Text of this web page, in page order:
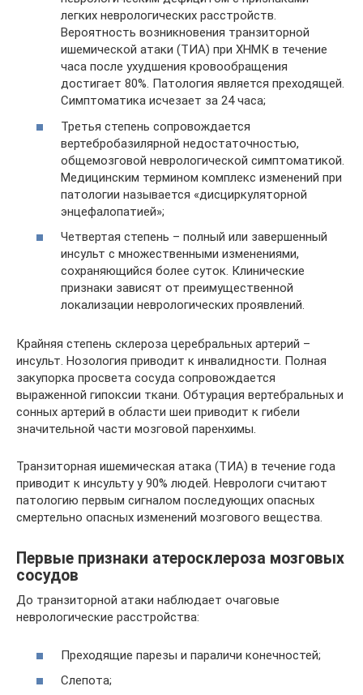
легких неврологических расстройств.
Вероятность возникновения транзиторной
ишемической атаки (ТИА) при ХНМК в течение
часа после ухудшения кровообращения
достигает 80%. Патология является преходящей.
Симптоматика исчезает за 24 часа;
Третья степень сопровождается
вертебробазилярной недостаточностью,
общемозговой неврологической симптоматикой.
Медицинским термином комплекс изменений при
патологии называется «дисциркуляторной
энцефалопатией»;
Четвертая степень – полный или завершенный
инсульт с множественными изменениями,
сохраняющийся более суток. Клинические
признаки зависят от преимущественной
локализации неврологических проявлений.
Крайняя степень склероза церебральных артерий –
инсульт. Нозология приводит к инвалидности. Полная
закупорка просвета сосуда сопровождается
выраженной гипоксии ткани. Обтурация вертебральных и
сонных артерий в области шеи приводит к гибели
значительной части мозговой паренхимы.
Транзиторная ишемическая атака (ТИА) в течение года
приводит к инсульту у 90% людей. Неврологи считают
патологию первым сигналом последующих опасных
смертельно опасных изменений мозгового вещества.
Первые признаки атеросклероза мозговых
сосудов
До транзиторной атаки наблюдает очаговые
неврологические расстройства:
Преходящие парезы и параличи конечностей;
Слепота;